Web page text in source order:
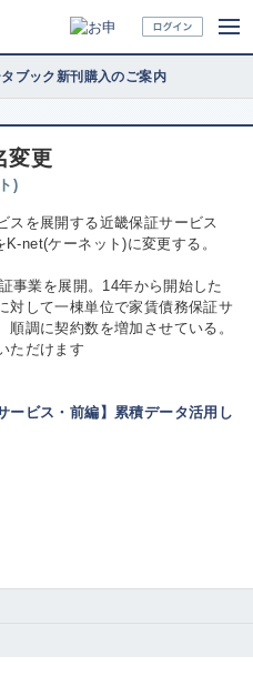
ブック新刊購入のご案内
変更
)
を展開する近畿保証サービス
ケーネット)に変更する。
事業を展開。14年から開始した
対して一棟単位で家賃債務保証サ
調に契約数を増加させている。
ただけます
ービス・前編】累積データ活用し